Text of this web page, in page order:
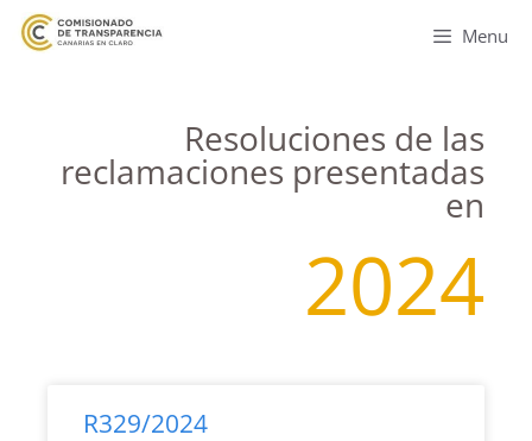
Menu
Resoluciones de las
reclamaciones presentadas
en
2024
R329/2024